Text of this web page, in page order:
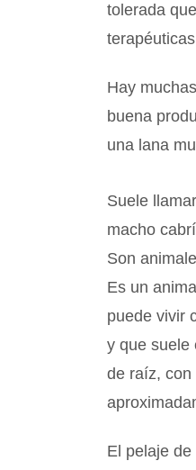
tolerada
Hay
buena
una lana
Suele
macho
Son
Es un
puede vivir
y que suele
de raíz, con
El pelaje